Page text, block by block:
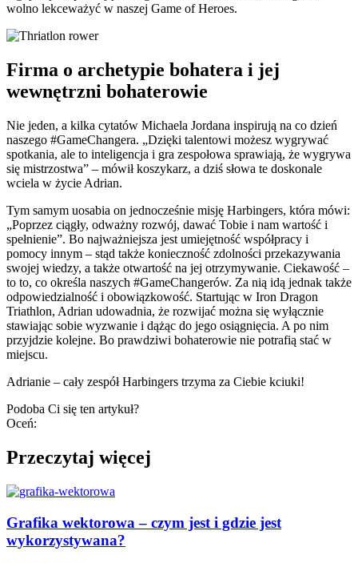
wolno lekceważyć w naszej Game of Heroes.
Firma o archetypie bohatera i jej
wewnętrzni bohaterowie
Nie jeden, a kilka cytatów Michaela Jordana inspirują na co dzień
naszego #GameChangera. „Dzięki talentowi możesz wygrywać
spotkania, ale to inteligencja i gra zespołowa sprawiają, że wygrywa
się mistrzostwa” – mówił koszykarz, a dziś słowa te doskonale
wciela w życie Adrian.
Tym samym uosabia on jednocześnie misję Harbingers, która mówi:
„Poprzez ciągły, odważny rozwój, dawać Tobie i nam wartość i
spełnienie”. Bo najważniejsza jest umiejętność współpracy i
pomocy innym – stąd także konieczność zdolności przekazywania
swojej wiedzy, a także otwartość na jej otrzymywanie. Ciekawość –
to to, co określa naszych #GameChangerów. Za nią idą jednak także
odpowiedzialność i obowiązkowość. Startując w Iron Dragon
Triathlon, Adrian udowadnia, że rozwijać można się wyłącznie
stawiając sobie wyzwanie i dążąc do jego osiągnięcia. A po nim
przyjdzie kolejne. Bo prawdziwi bohaterowie nie potrafią stać w
miejscu.
Adrianie – cały zespół Harbingers trzyma za Ciebie kciuki!
Podoba Ci się ten artykuł?
Oceń:
Przeczytaj więcej
Grafika wektorowa – czym jest i gdzie jest
wykorzystywana?